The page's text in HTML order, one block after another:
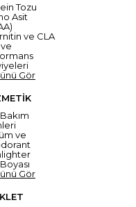
Tozu
Asit
ve CLA
Gör
ve
Gör